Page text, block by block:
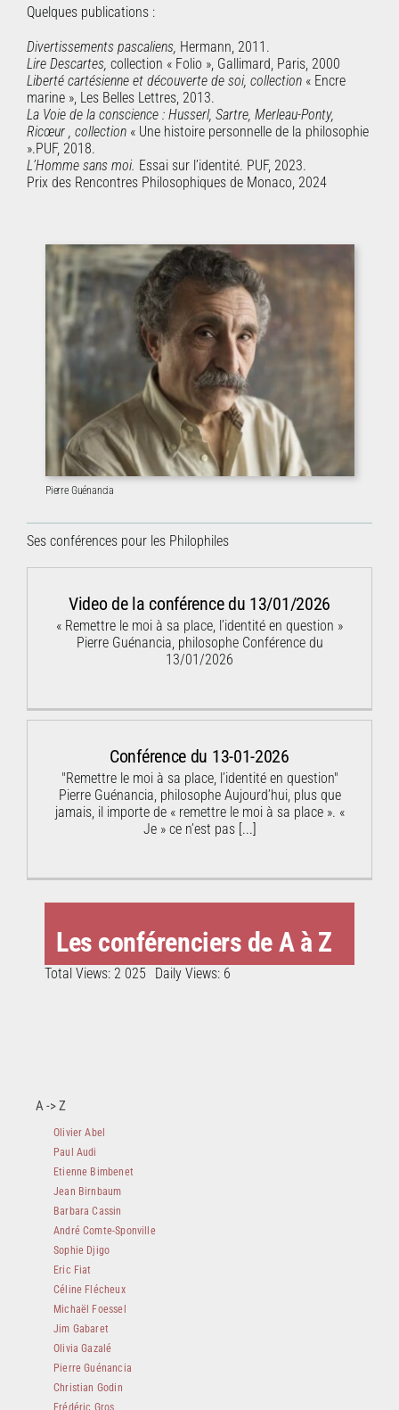
Quelques publications :
Divertissements pascaliens, Hermann, 2011.
Lire Descartes, collection « Folio », Gallimard, Paris, 2000
Liberté cartésienne et découverte de soi, collection« Encre
marine », Les Belles Lettres, 2013.
La Voie de la conscience : Husserl, Sartre, Merleau-Ponty,
Ricœur , collection« Une histoire personnelle de la philosophie
».PUF, 2018.
L’Homme sans moi. Essai sur l’identité. PUF, 2023.
Prix des Rencontres Philosophiques de Monaco, 2024
Pierre Guénancia
Ses conférences pour les Philophiles
Video de la conférence du 13/01/2026
« Remettre le moi à sa place, l’identité en question »
Pierre Guénancia, philosophe Conférence du
13/01/2026
Conférence du 13-01-2026
"Remettre le moi à sa place, l’identité en question"
Pierre Guénancia, philosophe Aujourd’hui, plus que
jamais, il importe de « remettre le moi à sa place ». «
Je » ce n’est pas[...]
Les conférenciers de A à Z
Total Views: 2 025 Daily Views: 6
A -> Z
Olivier Abel
Paul Audi
Etienne Bimbenet
Jean Birnbaum
Barbara Cassin
André Comte-Sponville
Sophie Djigo
Eric Fiat
Céline Flécheux
Michaël Foessel
Jim Gabaret
Olivia Gazalé
Pierre Guénancia
Christian Godin